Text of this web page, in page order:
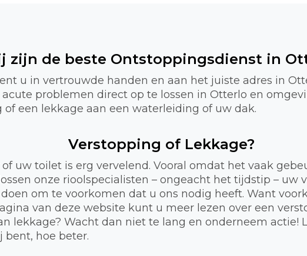
zijn de beste Ontstoppingsdienst in
u in vertrouwde handen en aan het juiste adres in
problemen direct op te lossen in Otterlo en
een lekkage aan een waterleiding of uw dak.
Verstopping of Lekkage?
uw toilet is erg vervelend. Vooral omdat het vaak
onze rioolspecialisten – ongeacht het tijdstip – uw
om te voorkomen dat u ons nodig heeft. Want
van deze website kunt u meer lezen over een
lekkage? Wacht dan niet te lang en onderneem actie!
bent, hoe beter.